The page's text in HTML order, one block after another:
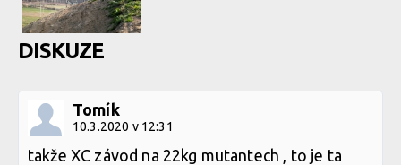
DISKUZE
Tomík
10.3.2020 v 12:31
takže XC závod na 22kg mutantech , to je ta